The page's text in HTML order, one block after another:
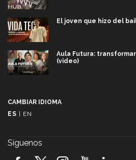
El joven que hizo del
Aula Futura:
(video)
CAMBIAR IDIOMA
ES
EN
Síguenos